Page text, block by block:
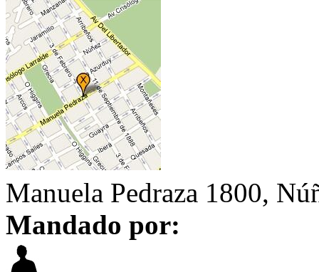
Manuela Pedraza 1800,
Mandado por: